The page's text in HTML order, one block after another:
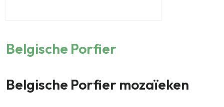
Belgische Porfier
Belgische Porfier mozaïeken